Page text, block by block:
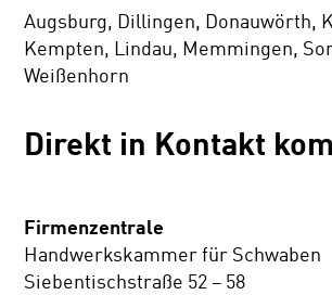
Augsburg, Dillingen, Donauwörth,
Kempten, Lindau, Memmingen,
Weißenhorn
Direkt in Kontakt
Firmenzentrale
Handwerkskammer für Schwaben
Siebentischstraße 52 – 58